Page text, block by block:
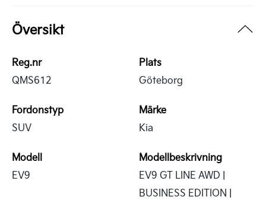
Översikt
Reg.nr
QMS612
Plats
Göteborg
Fordonstyp
SUV
Märke
Kia
Modell
EV9
Modellbeskrivning
EV9 GT LINE AWD |
BUSINESS EDITION |